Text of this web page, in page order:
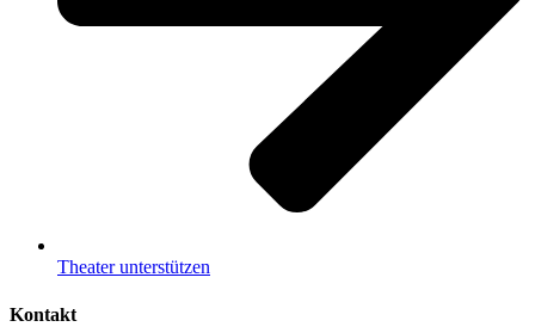
Theater unterstützen
Kontakt